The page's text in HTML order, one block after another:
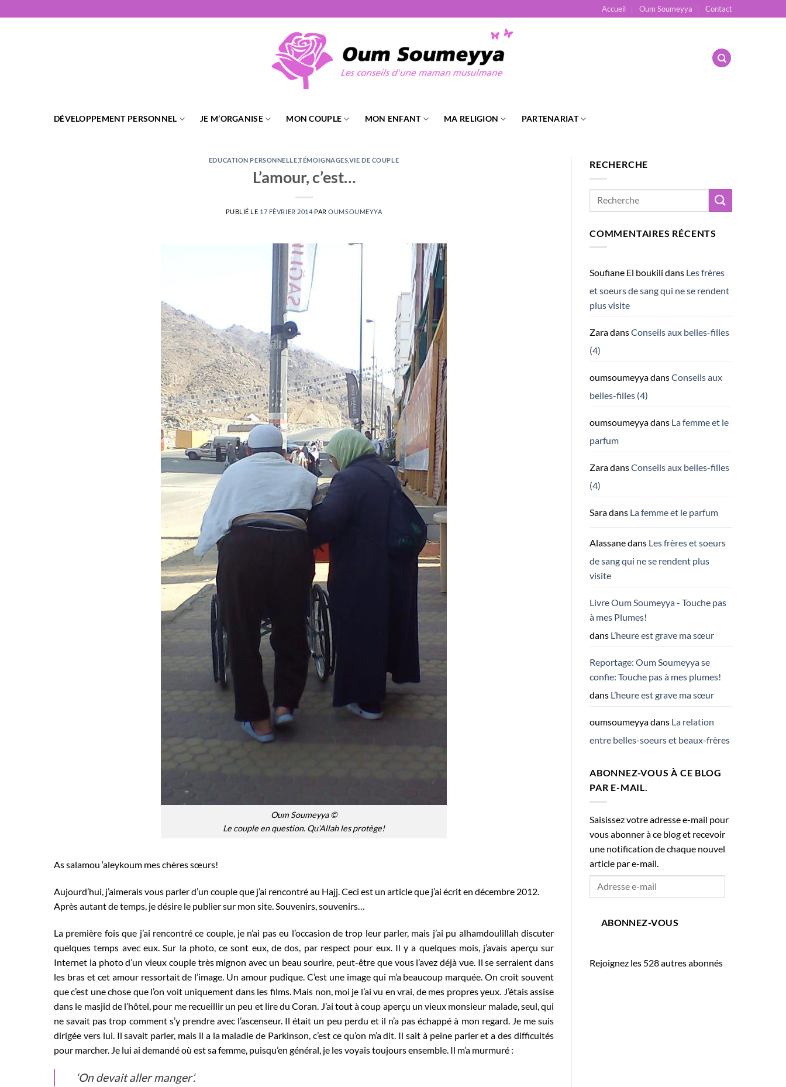
au
Accueil Oum Soumeyya Contact
DÉVELOPPEMENT PERSONNEL JE M’ORGANISE MON COUPLE MON ENFANT MA RELIGION PARTENARIAT
EDUCATION PERSONNELLE,TÉMOIGNAGESVIE DE COUPLE
L’amour, c’est…
PUBLIÉ LE 17 FÉVRIER 2014 PAROUMSOUMEYYA
Oum Soumeyya ©
Le couple en question. Qu’Allah les protège!
As salamou ‘aleykoum mes chères sœurs!
Aujourd’hui, j’aimerais vous parler d’un couple que j’ai rencontré au Hajj. Ceci est un article que j’ai écrit en décembre 2012.
Après autant de temps, je désire le publier sur mon site. Souvenirs, souvenirs…
La première fois que j’ai rencontré ce couple, je n’ai pas eu l’occasion de trop leur parler, mais j’ai pu alhamdoulillah discuter
quelques temps avec eux. Sur la photo, ce sont eux, de dos, par respect pour eux. Il y a quelques mois, j’avais aperçu sur
Internet la photo d’un vieux couple très mignon avec un beau sourire, peut-être que vous l’avez déjà vue. Il se serraient dans
les bras et cet amour ressortait de l’image. Un amour pudique. C’est une image qui m’a beaucoup marquée. On croit souvent
que c’est une chose que l’on voit uniquement dans les films. Mais non, moi je l’ai vu en vrai, de mes propres yeux. J’étais assise
dans le masjid de l’hôtel, pour me recueillir un peu et lire du Coran. J’ai tout à coup aperçu un vieux monsieur malade, seul, qui
ne savait pas trop comment s’y prendre avec l’ascenseur. Il était un peu perdu et il n’a pas échappé à mon regard. Je me suis
dirigée vers lui. Il savait parler, mais il a la maladie de Parkinson, c’est ce qu’on m’a dit. Il sait à peine parler et a des difficultés
pour marcher. Je lui ai demandé où est sa femme, puisqu’en général, je les voyais toujours ensemble. Il m’a murmuré :
‘On devait aller manger’.
RECHERCHE
COMMENTAIRES RÉCENTS
Soufiane El boukili dans Les frères
et soeurs de sang qui ne se rendent
plus visite
ZaradansConseils aux belles-filles
(4)
oumsoumeyyadansConseils aux
belles-filles (4)
oumsoumeyyadans La femme et le
parfum
ZaradansConseils aux belles-filles
(4)
Saradans La femme et le parfum
Alassanedans Les frères et soeurs
de sang qui ne se rendent plus
visite
Livre Oum Soumeyya - Touche pas
à mes Plumes!
dans L’heure est grave ma sœur
Reportage: Oum Soumeyya se
confie: Touche pas à mes plumes!
dans L’heure est grave ma sœur
oumsoumeyyadans La relation
entre belles-soeurs et beaux-frères
ABONNEZ-VOUS À CE BLOG
PAR E-MAIL.
Saisissez votre adresse e-mail pour
vous abonner à ce blog et recevoir
une notification de chaque nouvel
article par e-mail.
Adresse
ABONNEZ-VOUS
Rejoignez les 528 autres abonnés